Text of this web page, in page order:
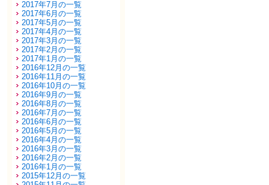
2017年7月の一覧
2017年6月の一覧
2017年5月の一覧
2017年4月の一覧
2017年3月の一覧
2017年2月の一覧
2017年1月の一覧
2016年12月の一覧
2016年11月の一覧
2016年10月の一覧
2016年9月の一覧
2016年8月の一覧
2016年7月の一覧
2016年6月の一覧
2016年5月の一覧
2016年4月の一覧
2016年3月の一覧
2016年2月の一覧
2016年1月の一覧
2015年12月の一覧